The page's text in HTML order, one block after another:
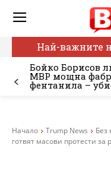
Най-важните
Бойко Борисов
МВР мощна
фентанила –
Начало Trump News
Без
готвят масови протести